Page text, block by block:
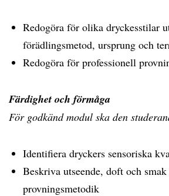
Redogöra för olika dryckesstilar
förädlingsmetod, ursprung och
Redogöra för professionell
Färdighet och förmåga
För godkänd modul ska den
Identifiera dryckers sensoriska
Beskriva utseende, doft och
provningsmetodik